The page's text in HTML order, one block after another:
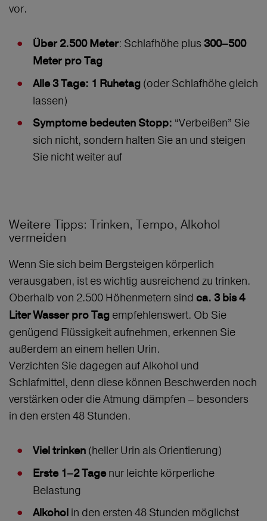
vor.
Über 2.500 Meter: Schlafhöhe plus 300–500
Meter pro Tag
Alle 3 Tage: 1 Ruhetag (oder Schlafhöhe gleich
lassen)
Symptome bedeuten Stopp: “Verbeißen” Sie
sich nicht, sondern halten Sie an und steigen
Sie nicht weiter auf
Weitere Tipps: Trinken, Tempo, Alkohol
vermeiden
Wenn Sie sich beim Bergsteigen körperlich
verausgaben, ist es wichtig ausreichend zu trinken.
Oberhalb von 2.500 Höhenmetern sind ca. 3 bis 4
Liter Wasser pro Tag empfehlenswert. Ob Sie
genügend Flüssigkeit aufnehmen, erkennen Sie
außerdem an einem hellen Urin.
Verzichten Sie dagegen auf Alkohol und
Schlafmittel, denn diese können Beschwerden noch
verstärken oder die Atmung dämpfen – besonders
in den ersten 48 Stunden.
Viel trinken (heller Urin als Orientierung)
Erste 1–2 Tagenur leichte körperliche
Belastung
Alkohol in den ersten 48 Stunden möglichst